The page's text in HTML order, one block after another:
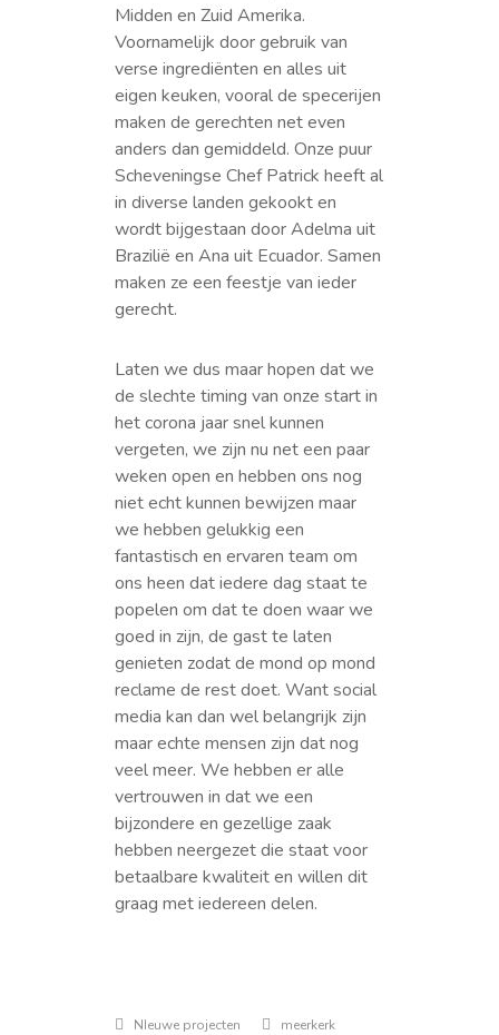
Midden en Zuid Amerika.
Voornamelijk door gebruik van
verse ingrediënten en alles uit
eigen keuken, vooral de specerijen
maken de gerechten net even
anders dan gemiddeld. Onze puur
Scheveningse Chef Patrick heeft al
in diverse landen gekookt en
wordt bijgestaan door Adelma uit
Brazilië en Ana uit Ecuador. Samen
maken ze een feestje van ieder
gerecht.
Laten we dus maar hopen dat we
de slechte timing van onze start in
het corona jaar snel kunnen
vergeten, we zijn nu net een paar
weken open en hebben ons nog
niet echt kunnen bewijzen maar
we hebben gelukkig een
fantastisch en ervaren team om
ons heen dat iedere dag staat te
popelen om dat te doen waar we
goed in zijn, de gast te laten
genieten zodat de mond op mond
reclame de rest doet. Want social
media kan dan wel belangrijk zijn
maar echte mensen zijn dat nog
veel meer. We hebben er alle
vertrouwen in dat we een
bijzondere en gezellige zaak
hebben neergezet die staat voor
betaalbare kwaliteit en willen dit
graag met iedereen delen.
NIeuwe projecten
meerkerk